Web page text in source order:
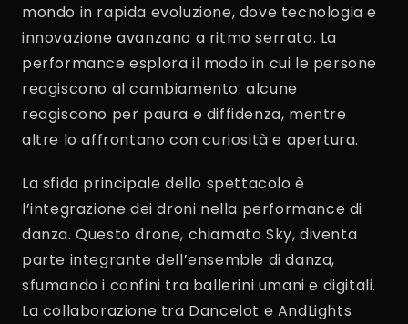
mondo in rapida evoluzione, dove tecnologia e
innovazione avanzano a ritmo serrato. La
performance esplora il modo in cui le persone
reagiscono al cambiamento: alcune
reagiscono per paura e diffidenza, mentre
altre lo affrontano con curiosità e apertura.
La sfida principale dello spettacolo è
l’integrazione dei droni nella performance di
danza. Questo drone, chiamato Sky, diventa
parte integrante dell’ensemble di danza,
sfumando i confini tra ballerini umani e digitali.
La collaborazione tra Dancelot e AndLights